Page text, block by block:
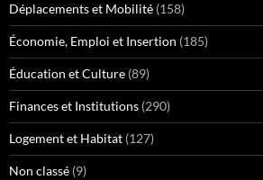
Déplacements et Mobilité (158)
Économie, Emploi et Insertion (185)
Éducation et Culture (89)
Finances et Institutions (290)
Logement et Habitat (127)
Non classé (9)